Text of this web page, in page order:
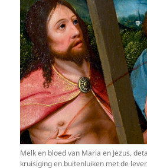
Melk en bloed van Maria en Jezus,
kruisiging en buitenluiken met de